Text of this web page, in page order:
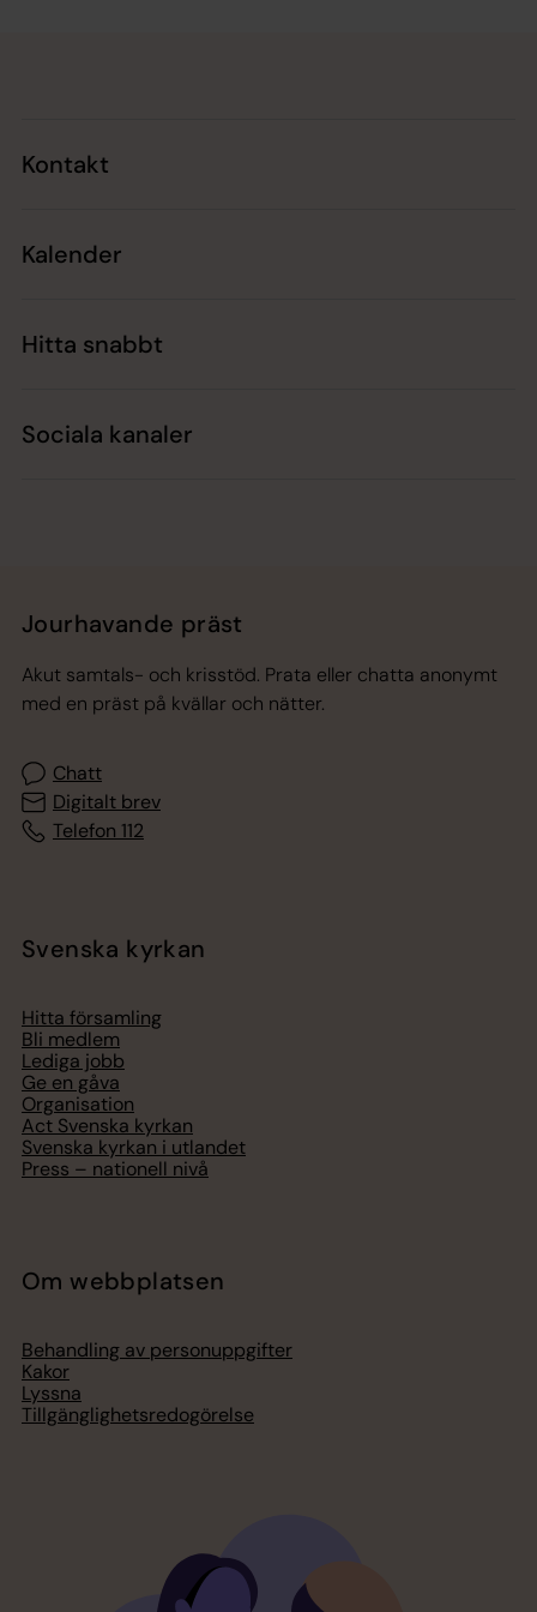
Kontakt
Kalender
Hitta snabbt
Sociala kanaler
Jourhavande präst
Akut samtals- och krisstöd. Prata eller chatta anonymt
med en präst på kvällar och nätter.
Chatt
Digitalt brev
Telefon 112
Svenska kyrkan
Hitta församling
Bli medlem
Lediga jobb
Ge en gåva
Organisation
Act Svenska kyrkan
Svenska kyrkan i utlandet
Press – nationell nivå
Om webbplatsen
Behandling av personuppgifter
Kakor
Lyssna
Tillgänglighetsredogörelse